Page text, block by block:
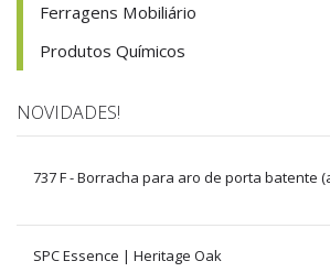
Ferragens Mobiliário
Produtos Químicos
NOVIDADES!
737 F - Borracha para aro de porta batente
SPC Essence | Heritage Oak